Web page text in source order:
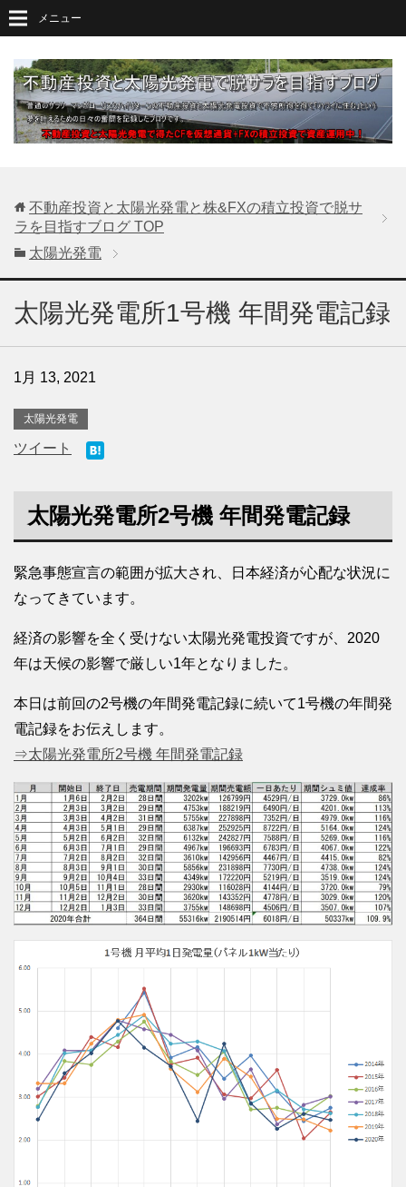
メニュー
不動産投資と太陽光発電と株&FXの積立投資で脱サ
ラを目指すブログ TOP
太陽光発電
太陽光発電所1号機 年間発電記録
1月 13, 2021
太陽光発電
ツイート
太陽光発電所2号機 年間発電記録
緊急事態宣言の範囲が拡大され、日本経済が心配な状況に
なってきています。
経済の影響を全く受けない太陽光発電投資ですが、2020
年は天候の影響で厳しい1年となりました。
本日は前回の2号機の年間発電記録に続いて1号機の年間発
電記録をお伝えします。
⇒太陽光発電所2号機 年間発電記録